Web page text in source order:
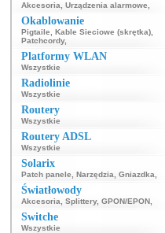
Akcesoria Urządzenia alarmowe
Okablowanie
Pigtaile Kable Sieciowe (skrętka)
Patchcordy,
Platformy WLAN
Wszystkie
Radiolinie
Wszystkie
Routery
Wszystkie
Routery ADSL
Wszystkie
Solarix
Patch panele Narzędzia Gniazdka
Światłowody
Akcesoria Splittery, GPON/EPON
Switche
Wszystkie